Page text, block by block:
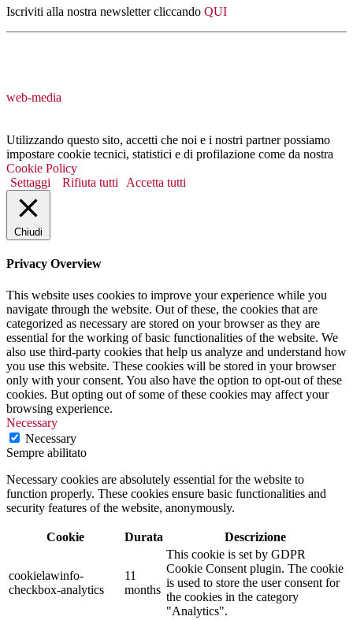
Iscriviti alla nostra newsletter cliccando QUI
web-media
Utilizzando questo sito, accetti che noi e i nostri partner possiamo
impostare cookie tecnici, statistici e di profilazione come da nostra
Cookie Policy
Settaggi
Rifiuta tutti Accetta tutti
Chiudi
Privacy Overview
This website uses cookies to improve your experience while you
navigate through the website. Out of these, the cookies that are
categorized as necessary are stored on your browser as they are
essential for the working of basic functionalities of the website. We
also use third-party cookies that help us analyze and understand how
you use this website. These cookies will be stored in your browser
only with your consent. You also have the option to opt-out of these
cookies. But opting out of some of these cookies may affect your
browsing experience.
Necessary
Necessary
Sempre abilitato
Necessary cookies are absolutely essential for the website to
function properly. These cookies ensure basic functionalities and
security features of the website, anonymously.
Cookie Durata Descrizione
cookielawinfo-
checkbox-analytics
11
months
This cookie is set by GDPR
Cookie Consent plugin. The cookie
is used to store the user consent for
the cookies in the category
"Analytics".